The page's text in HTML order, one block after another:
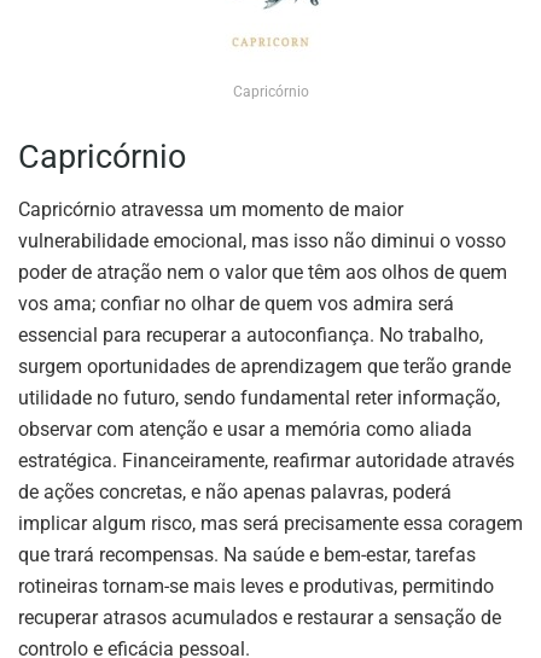
Capricórnio
Capricórnio
Capricórnio atravessa um momento de maior
vulnerabilidade emocional, mas isso não diminui o vosso
poder de atração nem o valor que têm aos olhos de quem
vos ama; confiar no olhar de quem vos admira será
essencial para recuperar a autoconfiança. No trabalho,
surgem oportunidades de aprendizagem que terão grande
utilidade no futuro, sendo fundamental reter informação,
observar com atenção e usar a memória como aliada
estratégica. Financeiramente, reafirmar autoridade através
de ações concretas, e não apenas palavras, poderá
implicar algum risco, mas será precisamente essa coragem
que trará recompensas. Na saúde e bem-estar, tarefas
rotineiras tornam-se mais leves e produtivas, permitindo
recuperar atrasos acumulados e restaurar a sensação de
controlo e eficácia pessoal.